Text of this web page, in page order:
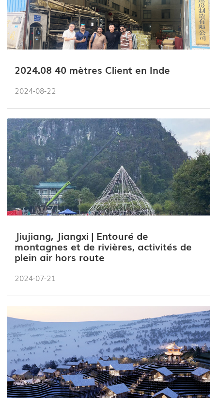
2024.08 40 mètres Client en Inde
2024-08-22
Jiujiang, Jiangxi | Entouré de
montagnes et de rivières, activités de
plein air hors route
2024-07-21